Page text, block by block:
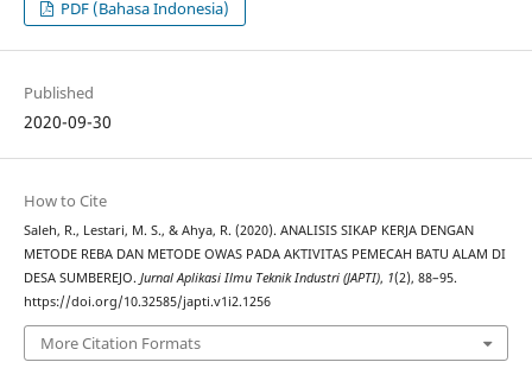
PDF (Bahasa Indonesia)
Published
2020-09-30
How to Cite
Saleh, R., Lestari, M. S., & Ahya, R. (2020). ANALISIS SIKAP KERJA DENGAN
METODE REBA DAN METODE OWAS PADA AKTIVITAS PEMECAH BATU ALAM DI
DESA SUMBEREJO. Jurnal Aplikasi Ilmu Teknik Industri (JAPTI), 1(2), 88–95.
https://doi.org/10.32585/japti.v1i2.1256
More Citation Formats